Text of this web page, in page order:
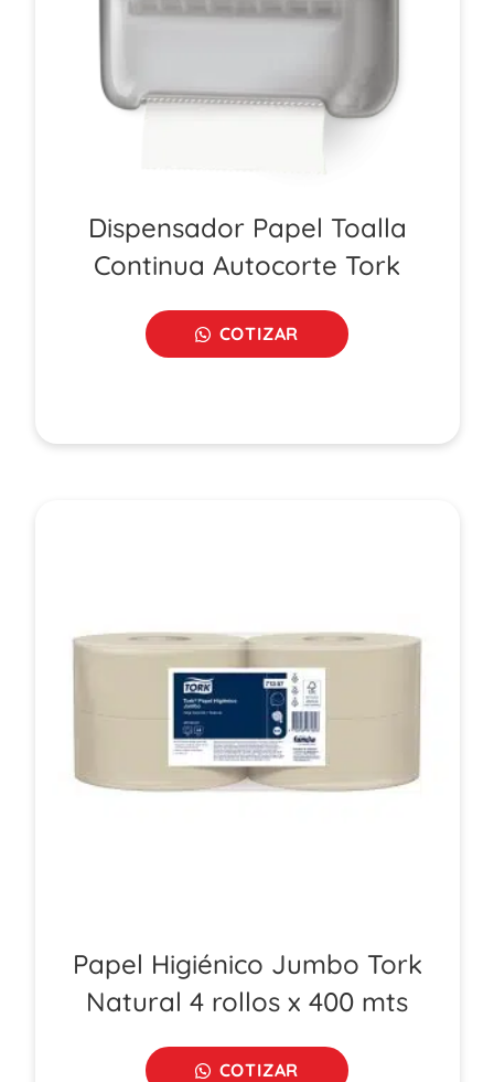
Dispensador Papel Toalla
Continua Autocorte Tork
COTIZAR
Papel Higiénico Jumbo Tork
Natural 4 rollos x 400 mts
COTIZAR